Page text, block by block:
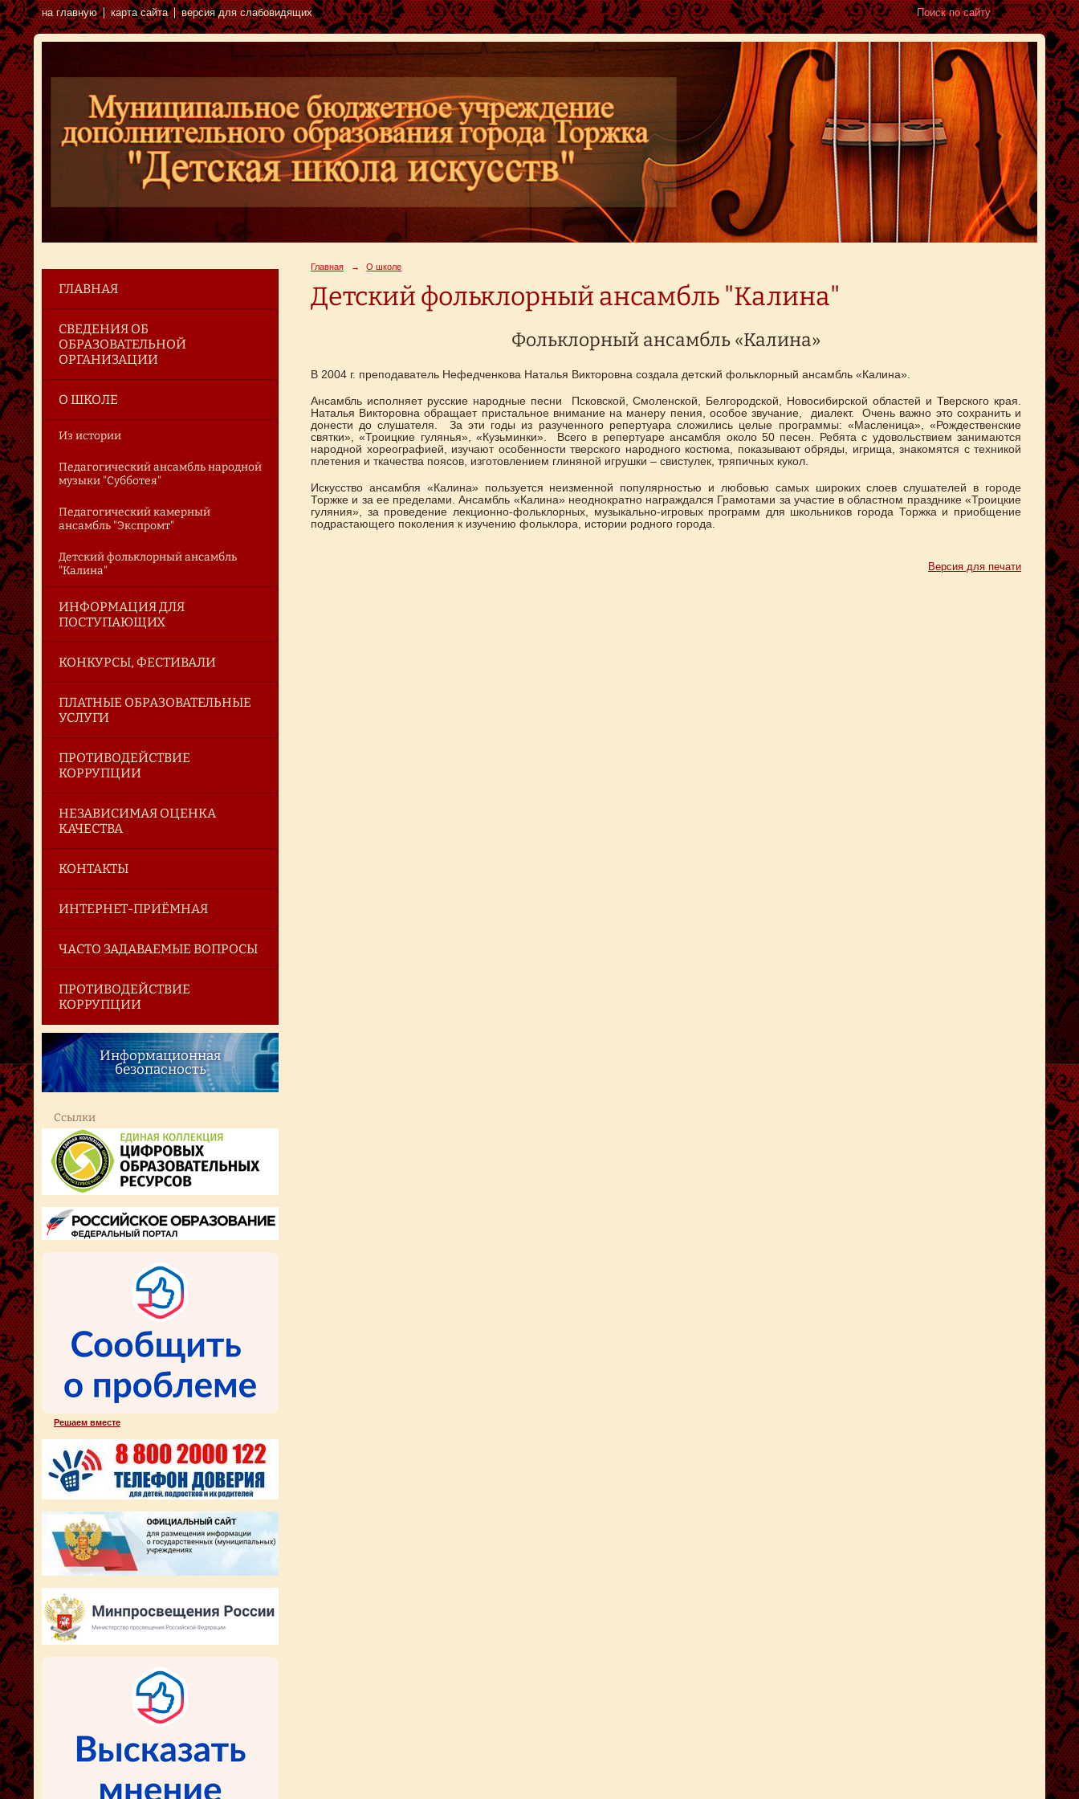
на главную карта сайта версия для слабовидящих
ГЛАВНАЯ
СВЕДЕНИЯ ОБ
ОБРАЗОВАТЕЛЬНОЙ
ОРГАНИЗАЦИИ
О ШКОЛЕ
Из истории
Педагогический ансамбль народной
музыки "Субботея"
Педагогический камерный
ансамбль "Экспромт"
Детский фольклорный ансамбль
"Калина"
ИНФОРМАЦИЯ ДЛЯ
ПОСТУПАЮЩИХ
КОНКУРСЫ, ФЕСТИВАЛИ
ПЛАТНЫЕ ОБРАЗОВАТЕЛЬНЫЕ
УСЛУГИ
ПРОТИВОДЕЙСТВИЕ
КОРРУПЦИИ
НЕЗАВИСИМАЯ ОЦЕНКА
КАЧЕСТВА
КОНТАКТЫ
ИНТЕРНЕТ-ПРИЁМНАЯ
ЧАСТО ЗАДАВАЕМЫЕ ВОПРОСЫ
ПРОТИВОДЕЙСТВИЕ
КОРРУПЦИИ
Информационная
безопасность
Ссылки
Решаем вместе
Главная → О школе
Детский фольклорный ансамбль "Калина"
Фольклорный ансамбль «Калина»
В 2004 г. преподаватель Нефедченкова Наталья Викторовна создала детский фольклорный ансамбль «Калина».
Ансамбль исполняет русские народные песни Псковской, Смоленской, Белгородской, Новосибирской областей и Тверского края.
Наталья Викторовна обращает пристальное внимание на манеру пения, особое звучание, диалект. Очень важно это сохранить и
донести до слушателя. За эти годы из разученного репертуара сложились целые программы: «Масленица», «Рождественские
святки», «Троицкие гулянья», «Кузьминки». Всего в репертуаре ансамбля около 50 песен. Ребята с удовольствием занимаются
народной хореографией, изучают особенности тверского народного костюма, показывают обряды, игрища, знакомятся с техникой
плетения и ткачества поясов, изготовлением глиняной игрушки – свистулек, тряпичных кукол.
Искусство ансамбля «Калина» пользуется неизменной популярностью и любовью самых широких слоев слушателей в городе
Торжке и за ее пределами. Ансамбль «Калина» неоднократно награждался Грамотами за участие в областном празднике «Троицкие
гуляния», за проведение лекционно-фольклорных, музыкально-игровых программ для школьников города Торжка и приобщение
подрастающего поколения к изучению фольклора, истории родного города.
Версия для печати